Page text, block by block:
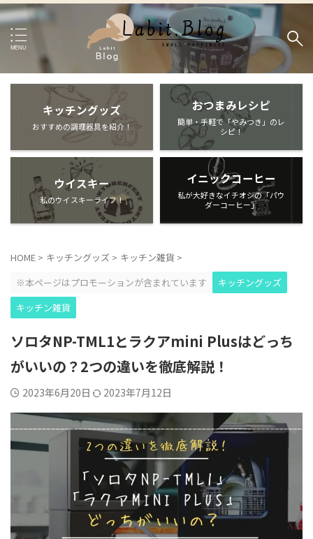
キッチングッズ
おすすめの調理器具を紹介！
おつまみレシピ
簡単・手軽で「やみつき」のレ
シピ！
ウイスキー
私のウイスキーライフ！
イニックコーヒー
私が大好きなイチオシの「パウ
ダーコーヒー」
HOME > キッチングッズ > キッチン雑貨 >
※本ページはプロモーションが含まれています
キッチングッズ
キッチン雑貨
ソロタNP-TML1とラクアmini Plusはどっち
がいいの？2つの違いを徹底解説！
2023年6月20日 2023年7月12日